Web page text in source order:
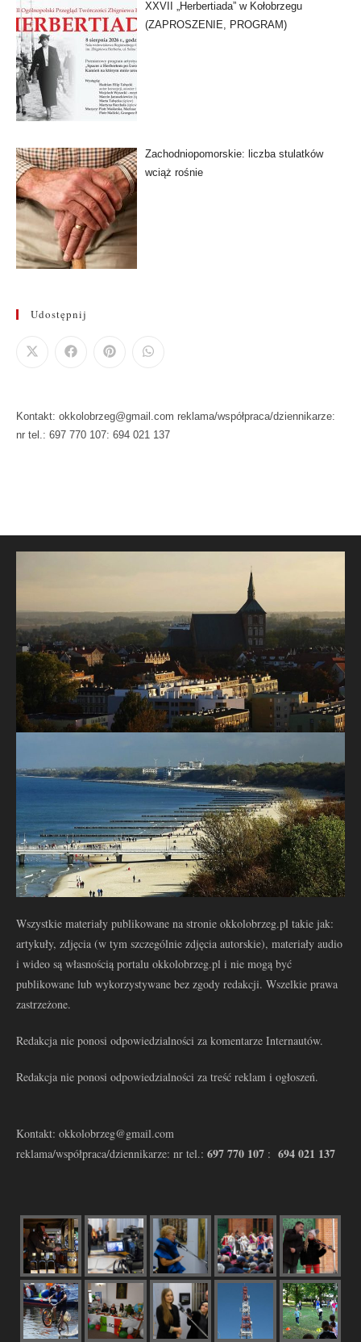
XXVII „Herbertiada” w Kołobrzegu
(ZAPROSZENIE, PROGRAM)
Zachodniopomorskie: liczba stulatków
wciąż rośnie
Udostępnij
Kontakt: okkolobrzeg@gmail.com reklama/współpraca/dziennikarze:
nr tel.: 697 770 107: 694 021 137
Wszystkie materiały publikowane na stronie okkolobrzeg.pl takie jak:
artykuły, zdjęcia (w tym szczególnie zdjęcia autorskie), materiały audio
i wideo są własnością portalu okkolobrzeg.pl i nie mogą być
publikowane lub wykorzystywane bez zgody redakcji. Wszelkie prawa
zastrzeżone.
Redakcja nie ponosi odpowiedzialności za komentarze Internautów.
Redakcja nie ponosi odpowiedzialności za treść reklam i ogłoszeń.
Kontakt: okkolobrzeg@gmail.com
reklama/współpraca/dziennikarze: nr tel.: 697 770 107 : 694 021 137